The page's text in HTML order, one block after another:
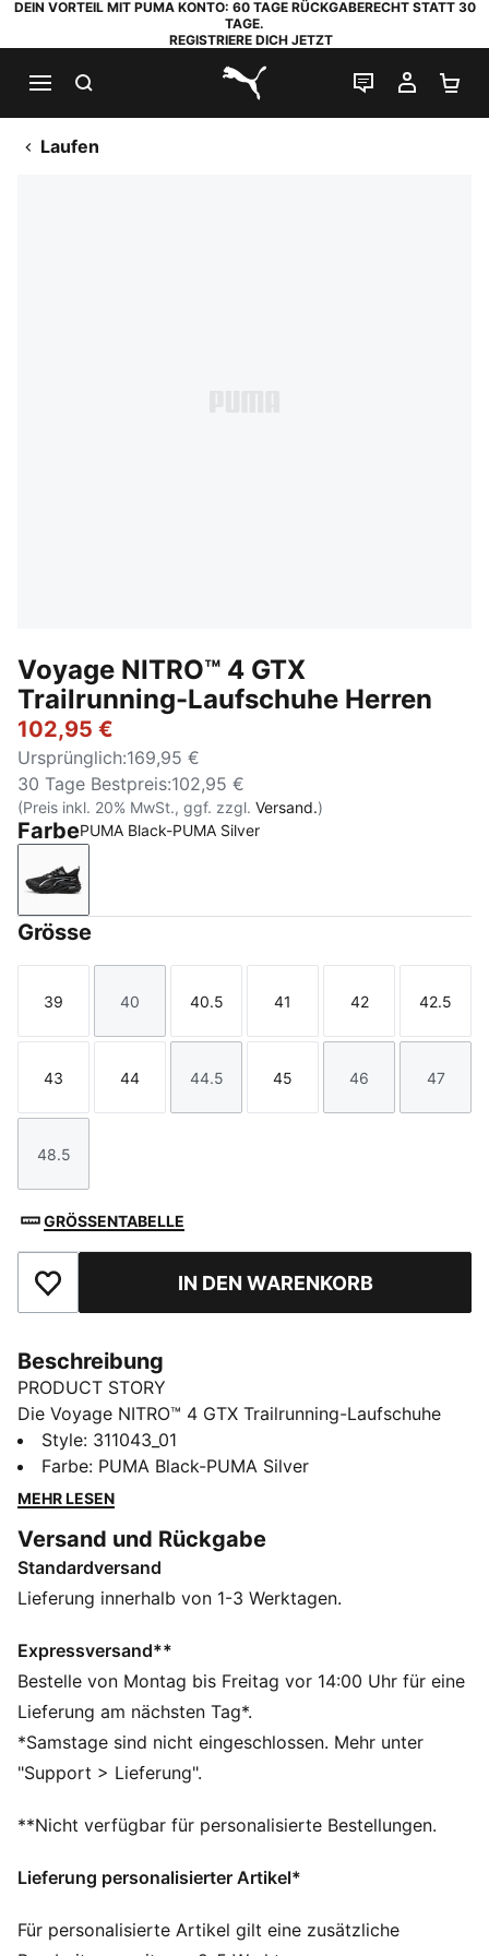
DEIN VORTEIL MIT PUMA KONTO: 60 TAGE RÜCKGABERECHT STATT 30
TAGE.
REGISTRIERE DICH JETZT
PUMA.com
LIVE-CHAT
MEIN
Laufen
Voyage NITRO™ 4 GTX
Trailrunning-Laufschuhe Herren
102,95 €
Ursprünglich:169,95 €
30 Tage Bestpreis:102,95 €
(Preis inkl. 20% MwSt., ggf. zzgl. Versand.)
FarbePUMA Black-PUMA Silver
PUMA Black-PUMA Silver
Grösse
Größe
39
Größe
40
Größe
40.5
Größe
41
Größe
42
Größe
42.5
Größe
43
Größe
44
Größe
44.5
Größe
45
Größe
46
Größe
47
Größe
48.5
GRÖSSENTABELLE
Zu Favoriten hinzufügenIN DEN WARENKORB
Beschreibung
PRODUCT STORY
Die Voyage NITRO™ 4 GTX Trailrunning-Laufschuhe
begleiten dich durch Schlamm, Regen und steiniges
Gelände. Die weiche NITROFOAM™ Dämpfung, der
wasserdichte Komfort und die Laufsohle mit
für mehr Tempo.
DETAILS
Entworfen für: Trailrunning
Verschluss: Schnürsenkel
Pronation: Neutral
Dämpfung: Maximal
Durchschnittliche Kilometerzahl ca. 800 km
Sprengung: 6 mm
NITROFOAM™ ist ein innovativer, mit Stickstoff
Reaktionsfähigkeit und Dämpfung
Traktion auf Eis, Schlamm und unebenen Oberflächen
Style: 311043_01
Farbe: PUMA Black-PUMA Silver
MEHR LESEN
Versand und Rückgabe
Standardversand
Lieferung innerhalb von 1-3 Werktagen.
Expressversand**
Bestelle von Montag bis Freitag vor 14:00 Uhr für eine
Lieferung am nächsten Tag*.
*Samstage sind nicht eingeschlossen. Mehr unter
"Support > Lieferung".
**Nicht verfügbar für personalisierte Bestellungen.
Lieferung personalisierter Artikel*
Für personalisierte Artikel gilt eine zusätzliche